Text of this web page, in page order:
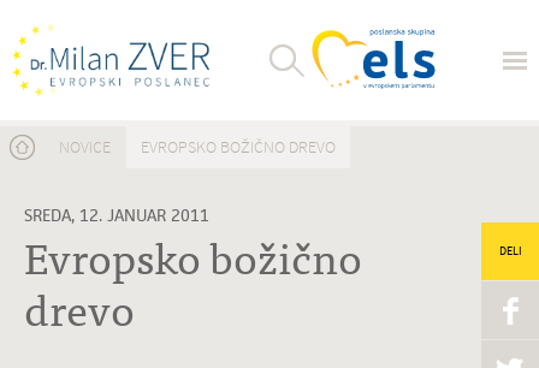
Nahajate se tukaj
NOVICE EVROPSKO BOŽIČNO DREVO
SREDA, 12. JANUAR 2011
Evropsko božično
drevo
DELI